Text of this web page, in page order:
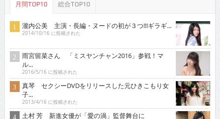
月間TOP10 総合TOP10
瀧内公美 主演・長編・ヌードの初が３つ!!!ギラギ...
2014/10/16 に投稿された
雨宮留菜さん 「ミスヤンチャン2016」参戦！マ
ル...
2016/5/16 に投稿された
真琴 セクシーDVDをリリースした元ひきこもり女
子...
2013/4/16 に投稿された
土村 芳 新進女優が「愛の渦」監督舞台に